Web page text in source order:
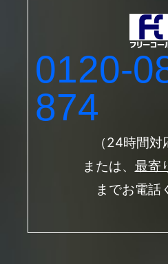
0120-
874
（24時間対
または、 最寄
までお電話